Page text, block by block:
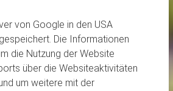
von Google in den USA
Die Informationen
die Nutzung der Website
über die Websiteaktivitäten
um weitere mit der